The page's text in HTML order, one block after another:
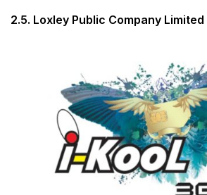
2.5. Loxley Public Company Limited